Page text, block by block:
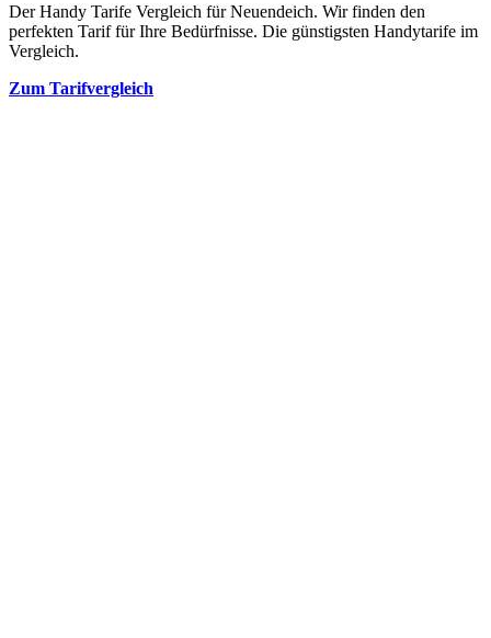
Der Handy Tarife Vergleich für Neuendeich. Wir finden den
perfekten Tarif für Ihre Bedürfnisse. Die günstigsten Handytarife im
Vergleich.
Zum Tarifvergleich